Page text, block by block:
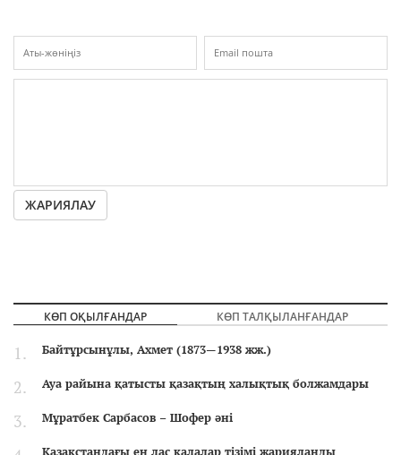
ЖАРИЯЛАУ
КӨП ОҚЫЛҒАНДАР КӨП ТАЛҚЫЛАНҒАНДАР
Байтұрсынұлы, Ахмет (1873—1938 жж.)
Ауа райына қатысты қазақтың халықтық болжамдары
Мұратбек Сарбасов – Шофер әні
Қазақстандағы ең лас қалалар тізімі жарияланды